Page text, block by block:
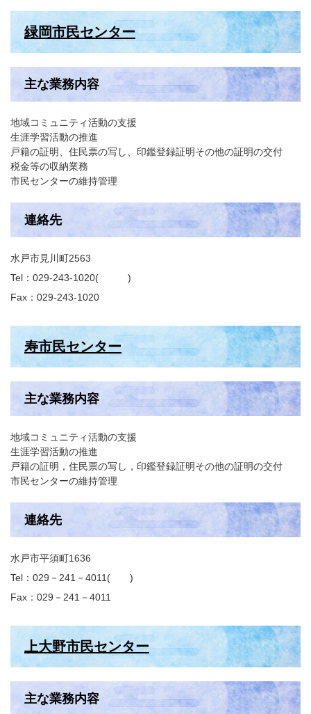
緑岡市民センター
主な業務内容
地域コミュニティ活動の支援
生涯学習活動の推進
戸籍の証明、住民票の写し、印鑑登録証明その他の証明の交付
税金等の収納業務
市民センターの維持管理
連絡先
水戸市見川町2563
Tel：029-243-1020
Fax：029-243-1020
寿市民センター
主な業務内容
地域コミュニティ活動の支援
生涯学習活動の推進
戸籍の証明，住民票の写し，印鑑登録証明その他の証明の交付
市民センターの維持管理
連絡先
水戸市平須町1636
Tel：029－241－4011
Fax：029－241－4011
上大野市民センター
主な業務内容